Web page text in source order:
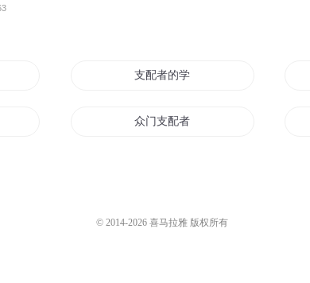
支配者的学徒
众门支配者
© 2014-2026 喜马拉雅 版权所有